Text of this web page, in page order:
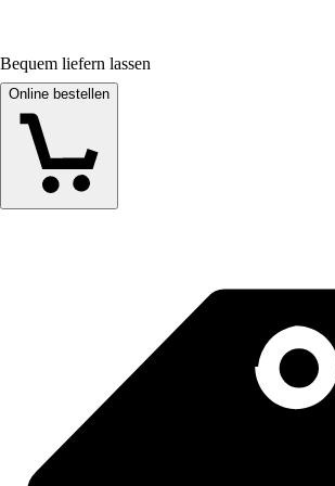
Bequem liefern lassen
Online bestellen